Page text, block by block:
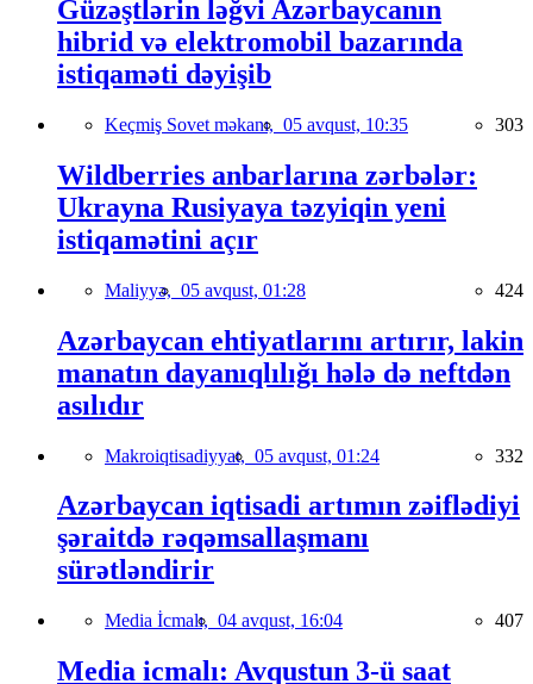
Güzəştlərin ləğvi Azərbaycanın
hibrid və elektromobil bazarında
istiqaməti dəyişib
Keçmiş Sovet məkanı, 05 avqust, 10:35 303
Wildberries anbarlarına zərbələr:
Ukrayna Rusiyaya təzyiqin yeni
istiqamətini açır
Maliyyə, 05 avqust, 01:28 424
Azərbaycan ehtiyatlarını artırır, lakin
manatın dayanıqlılığı hələ də neftdən
asılıdır
Makroiqtisadiyyat, 05 avqust, 01:24 332
Azərbaycan iqtisadi artımın zəiflədiyi
şəraitdə rəqəmsallaşmanı
sürətləndirir
Media İcmalı, 04 avqust, 16:04 407
Media icmalı: Avqustun 3-ü saat